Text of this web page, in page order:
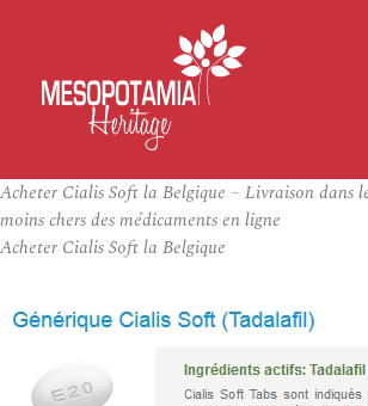
Acheter Cialis Soft la Belgique – Livraison dans
moins chers des médicaments en ligne
Acheter Cialis Soft la Belgique